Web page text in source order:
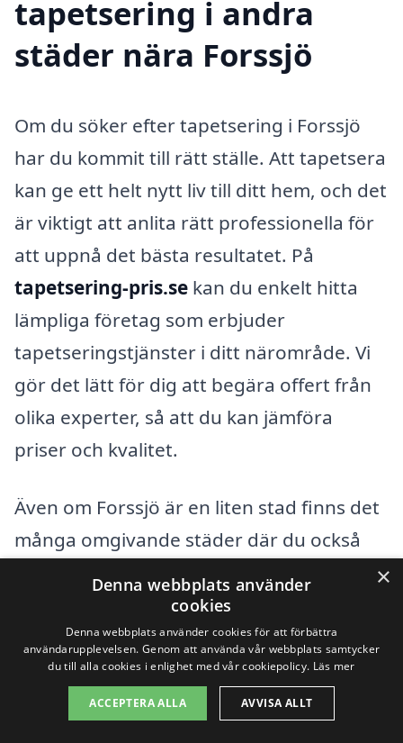
tapetsering i andra
städer nära Forssjö
Om du söker efter tapetsering i Forssjö
har du kommit till rätt ställe. Att tapetsera
kan ge ett helt nytt liv till ditt hem, och det
är viktigt att anlita rätt professionella för
att uppnå det bästa resultatet. På
tapetsering-pris.se kan du enkelt hitta
lämpliga företag som erbjuder
tapetseringstjänster i ditt närområde. Vi
gör det lätt för dig att begära offert från
olika experter, så att du kan jämföra
priser och kvalitet.
Även om Forssjö är en liten stad finns det
många omgivande städer där du också
kan hitta kvalificerade tapetserare. Här är
några städer i närheten där du kan söka
efter tapetsering:
Katrineholm
×
Denna webbplats använder
cookies
Denna webbplats använder cookies för att förbättra
användarupplevelsen. Genom att använda vår webbplats samtycker
du till alla cookies i enlighet med vår cookiepolicy. Läs mer
ACCEPTERA ALLA AVVISA ALLT